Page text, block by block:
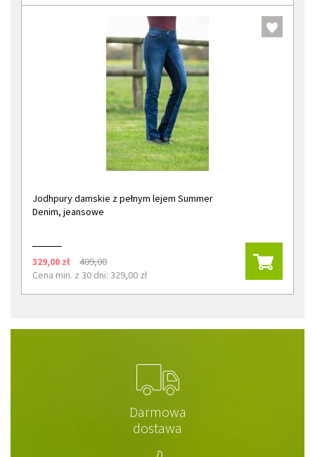
Jodhpury damskie z pełnym lejem Summer
Denim, jeansowe
329,00 zł
409,00
Cena min. z 30 dni: 329,00 zł
Darmowa
dostawa